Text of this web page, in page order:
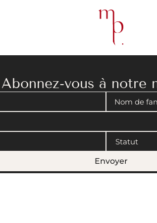
Abonnez-vous à notre
Envoyer